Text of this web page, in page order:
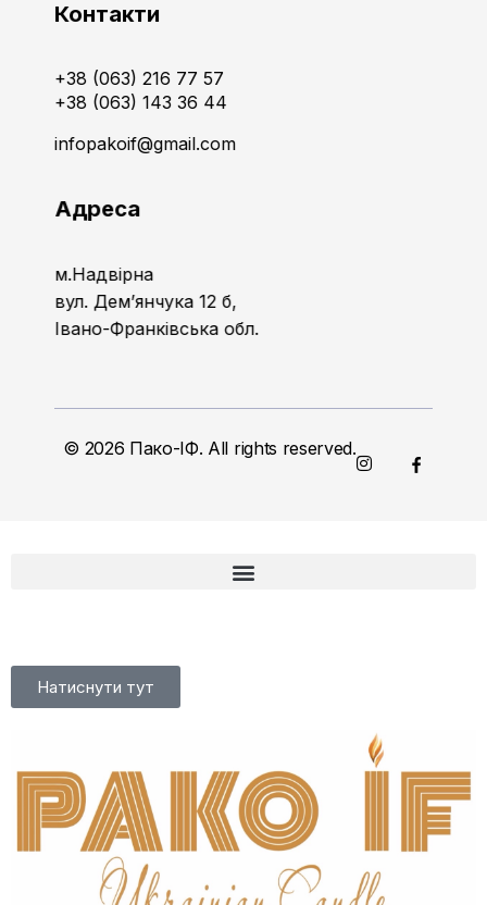
Контакти
+38 (063) 216 77 57
+38 (063) 143 36 44
infopakoif@gmail.com
Адреса
м.Надвірна
вул. Дем’янчука 12 б,
Івано-Франківська обл.
© 2026 Пако-ІФ. All rights reserved.
Натиснути тут